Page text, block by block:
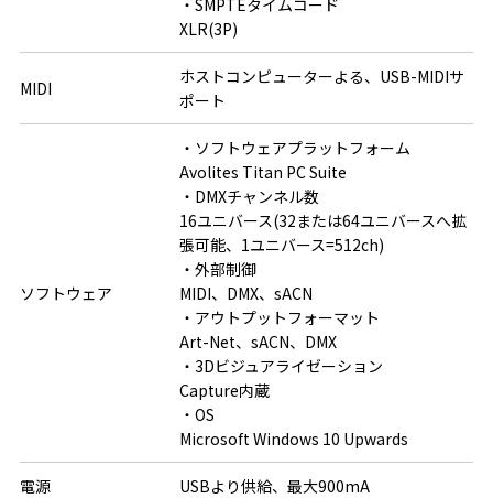
XLR(3P)
MIDI
ホストコンピューターよる、USB-MIDIサ
ポート
ソフトウェア
・ソフトウェアプラットフォーム
Avolites Titan PC Suite
・DMXチャンネル数
16ユニバース(32または64ユニバースへ拡
張可能、1ユニバース=512ch)
・外部制御
MIDI、DMX、sACN
・アウトプットフォーマット
Art-Net、sACN、DMX
・3Dビジュアライゼーション
Capture内蔵
・OS
Microsoft Windows 10 Upwards
電源 USBより供給、最大900mA